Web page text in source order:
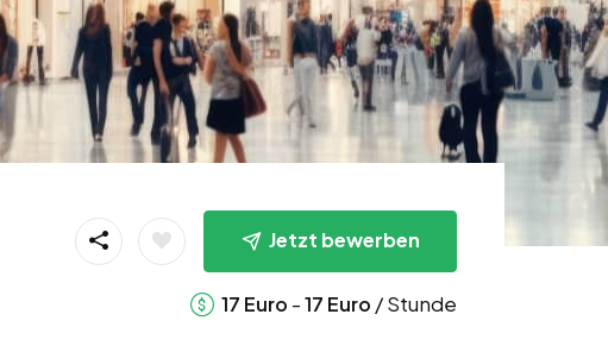
Jetzt bewerben
17 Euro -17 Euro / Stunde